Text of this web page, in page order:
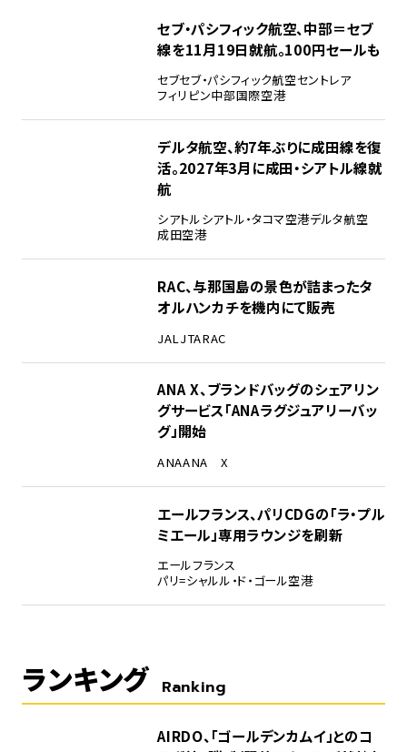
セブ・パシフィック航空、中部＝セブ
線を11月19日就航。100円セールも
セブセブ・パシフィック航空セントレア
フィリピン中部国際空港
デルタ航空、約7年ぶりに成田線を復
活。2027年3月に成田・シアトル線就
航
シアトルシアトル・タコマ空港デルタ航空
成田空港
RAC、与那国島の景色が詰まったタ
オルハンカチを機内にて販売
JAL JTARAC
ANA X、ブランドバッグのシェアリン
グサービス「ANAラグジュアリーバッ
グ」開始
ANAANA X
エールフランス、パリCDGの「ラ・プル
ミエール」専用ラウンジを刷新
エールフランス
パリ=シャルル・ド・ゴール空港
ランキング Ranking
AIRDO、「ゴールデンカムイ」とのコ